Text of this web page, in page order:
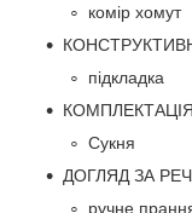
комір хомут
підкладка
КОМПЛЕКТАЦІЯ
Сукня
ДОГЛЯД ЗА
ручне